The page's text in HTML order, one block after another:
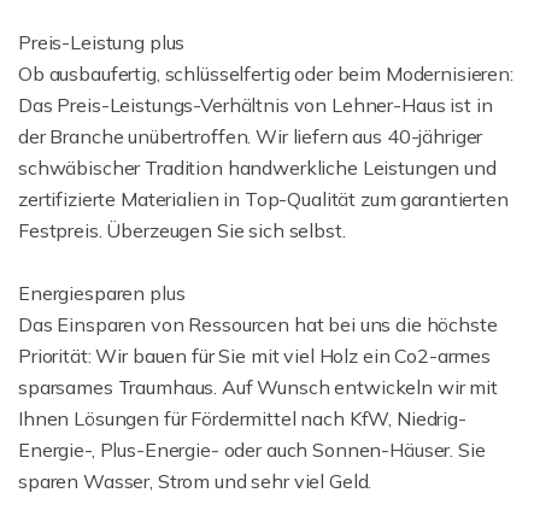
Preis-Leistung plus
Ob ausbaufertig, schlüsselfertig oder beim Modernisieren:
Das Preis-Leistungs-Verhältnis von Lehner-Haus ist in
der Branche unübertroffen. Wir liefern aus 40-jähriger
schwäbischer Tradition handwerkliche Leistungen und
zertifizierte Materialien in Top-Qualität zum garantierten
Festpreis. Überzeugen Sie sich selbst.
Energiesparen plus
Das Einsparen von Ressourcen hat bei uns die höchste
Priorität: Wir bauen für Sie mit viel Holz ein Co2-armes
sparsames Traumhaus. Auf Wunsch entwickeln wir mit
Ihnen Lösungen für Fördermittel nach KfW, Niedrig-
Energie-, Plus-Energie- oder auch Sonnen-Häuser. Sie
sparen Wasser, Strom und sehr viel Geld.